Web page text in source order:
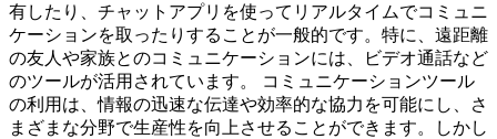
有したり、チャットアプリを使ってリアルタイムでコミュニ
ケーションを取ったりすることが一般的です。特に、遠距離
の友人や家族とのコミュニケーションには、ビデオ通話など
のツールが活用されています。 コミュニケーションツール
の利用は、情報の迅速な伝達や効率的な協力を可能にし、さ
まざまな分野で生産性を向上させることができます。しかし